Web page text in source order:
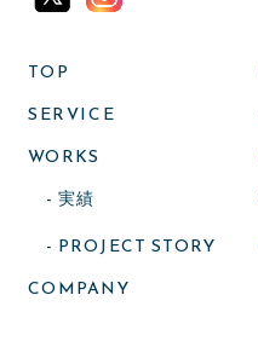
TOP
SERVICE
WORKS
- 実績
- PROJECT STORY
COMPANY